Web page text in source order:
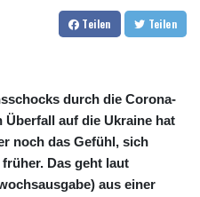
Teilen Teilen
durch die Corona-
Überfall auf die Ukraine hat
noch das Gefühl, sich
Das geht laut
aus einer